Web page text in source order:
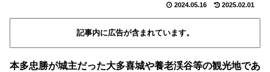
2024.05.16 2025.02.01
記事内に広告が含まれています。
本多忠勝が城主だった大多喜城や養老渓谷等の観光地であ